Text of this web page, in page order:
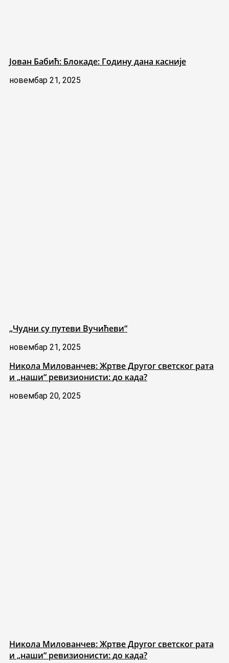
Јован Бабић: Блокаде: Годину дана касније
новембар 21, 2025
„Чудни су путеви Вучићеви“
новембар 21, 2025
Никола Милованчев: Жртве Другог светског рата
и „наши“ ревизионисти: до када?
новембар 20, 2025
Никола Милованчев: Жртве Другог светског рата
и „наши“ ревизионисти: до када?